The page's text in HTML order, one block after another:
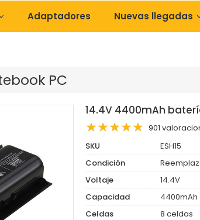
Adaptadores Nuevas llegadas
PC
14.4V 4400mAh
901
SKU
ESH15
Condición
Voltaje
14.4V
Capacidad
4400mAh
Celdas
8 celdas